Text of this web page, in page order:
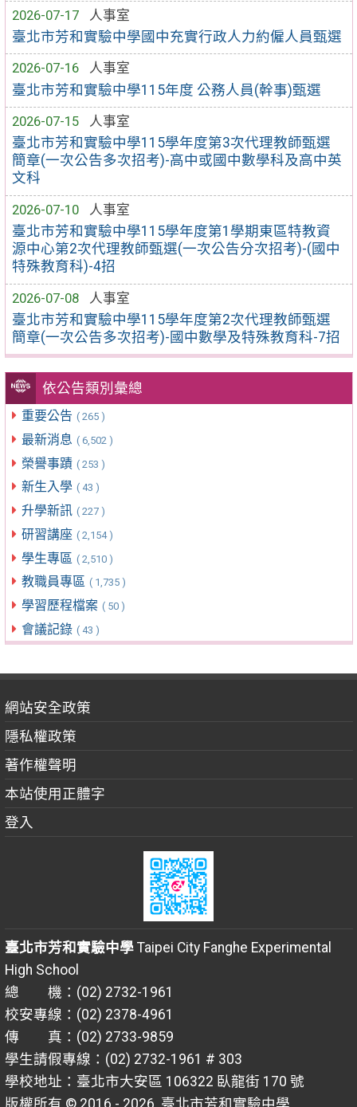
2026-07-17
人事室
臺北市芳和實驗中學國中充實行政人力約僱人員甄選
2026-07-16
人事室
臺北市芳和實驗中學115年度 公務人員(幹事)甄選
2026-07-15
人事室
臺北市芳和實驗中學115學年度第3次代理教師甄選
簡章(一次公告多次招考)-高中或國中數學科及高中英
文科
2026-07-10
人事室
臺北市芳和實驗中學115學年度第1學期東區特教資
源中心第2次代理教師甄選(一次公告分次招考)-(國中
特殊教育科)-4招
2026-07-08
人事室
臺北市芳和實驗中學115學年度第2次代理教師甄選
簡章(一次公告多次招考)-國中數學及特殊教育科-7招
依公告類別彙總
重要公告 ( 265 )
最新消息 ( 6,502 )
榮譽事蹟 ( 253 )
新生入學 ( 43 )
升學新訊 ( 227 )
研習講座 ( 2,154 )
學生專區 ( 2,510 )
教職員專區 ( 1,735 )
學習歷程檔案 ( 50 )
會議記錄 ( 43 )
網站安全政策
隱私權政策
著作權聲明
本站使用正體字
登入
臺北市芳和實驗中學Taipei City Fanghe Experimental
High School
總 機：(02) 2732-1961
校安專線：(02) 2378-4961
傳 真：(02) 2733-9859
學生請假專線：(02) 2732-1961 # 303
學校地址：臺北市大安區 106322 臥龍街 170 號
版權所有 © 2016 - 2026 臺北市芳和實驗中學